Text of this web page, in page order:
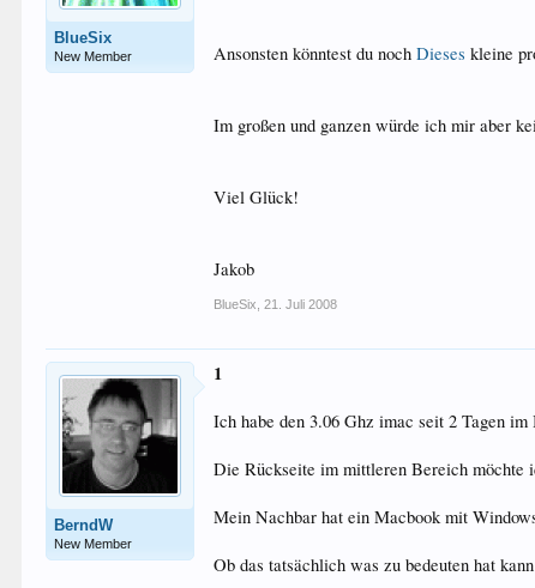
BlueSix
New Member Ansonsten könntest du nochDieses kleine
Im großen und ganzen würde ich mir aber
Viel Glück!
Jakob
BlueSix 21. Juli 2008
BerndW
New Member
1
Ich habe den 3.06 Ghz imac seit 2 Tagen
Die Rückseite im mittleren Bereich möchte
Mein Nachbar hat ein Macbook mit
Ob das tatsächlich was zu bedeuten hat